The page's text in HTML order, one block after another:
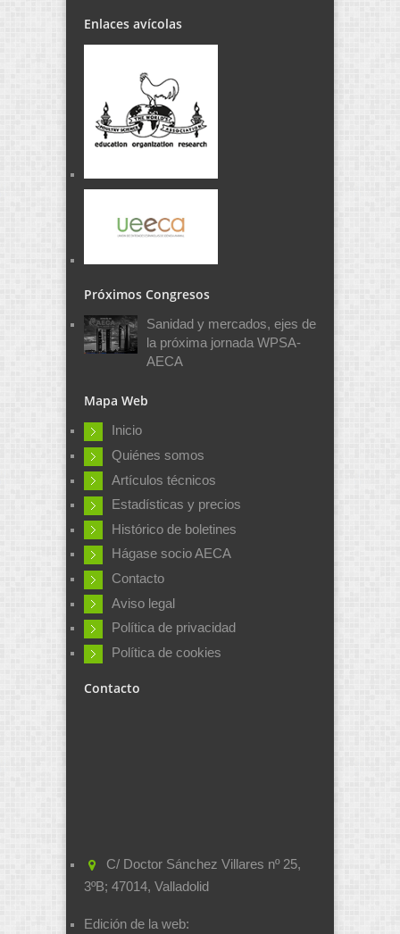
Enlaces avícolas
Próximos Congresos
Sanidad y mercados, ejes de
la próxima jornada WPSA-
AECA
Mapa Web
Inicio
Quiénes somos
Artículos técnicos
Estadísticas y precios
Histórico de boletines
Hágase socio AECA
Contacto
Aviso legal
Política de privacidad
Política de cookies
Contacto
C/ Doctor Sánchez Villares nº 25,
3ºB; 47014, Valladolid
Edición de la web: